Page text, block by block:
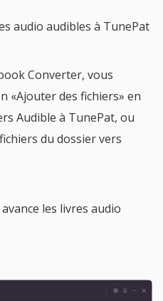
audio audibles à TunePat
Converter, vous
«Ajouter des fichiers» en
Audible à TunePat, ou
du dossier vers
les livres audio